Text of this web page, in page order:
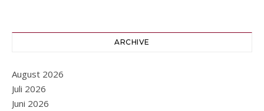
ARCHIVE
August 2026
Juli 2026
Juni 2026